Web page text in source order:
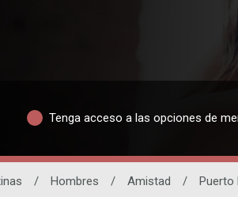
Tenga acceso a las opciones de
/ Hombres / Amistad / Puerto